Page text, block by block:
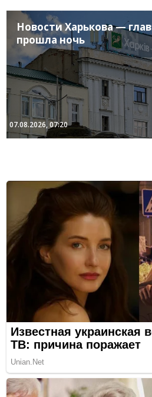
Новости Харькова —
прошла ночь
07.08.2026, 07:20